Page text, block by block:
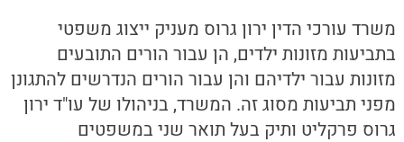
משרד עורכי הדין ירון גרוס מעניק ייצוג משפטי
בתביעות מזונות ילדים, הן עבור הורים התובעים
מזונות עבור ילדיהם והן עבור הורים הנדרשים להתגונן
מפני תביעות מסוג זה. המשרד, בניהולו של עו"ד ירון
גרוס פרקליט ותיק בעל תואר שני במשפטים